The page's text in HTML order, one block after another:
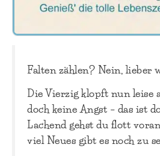
Falten zählen? Nein, lieber
Die Vierzig klopft nun leise
doch keine Angst – das ist
Lachend gehst du flott voran,
viel Neues gibt es noch zu